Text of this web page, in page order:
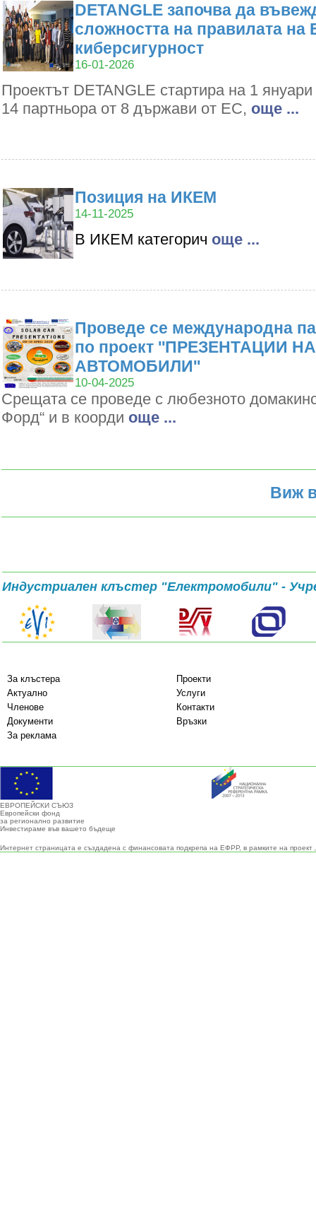
DETANGLE започва да
сложността на правилата на
киберсигурност
16-01-2026
Проектът DETANGLE стартира на 1
14 партньора от 8 държави от ЕС, oще ...
Позиция на ИКЕМ
14-11-2025
В ИКЕМ категорич oще ...
Проведе се международна
по проект ''ПРЕЗЕНТАЦИИ
АВТОМОБИЛИ''
10-04-2025
Срещата се проведе с любезното
Форд“ и в коорди oще ...
Виж
Индустриален клъстер "Електромобили" -
За клъстера
Проекти
Актуално
Услуги
Членове
Контакти
Документи
Връзки
За реклама
ЕВРОПЕЙСКИ СЪЮЗ
Европейски фонд
за регионално развитие
Инвестираме във вашето бъдеще
Интернет страницата е създадена с финансовата подкрепа на ЕФРР, в рамките на